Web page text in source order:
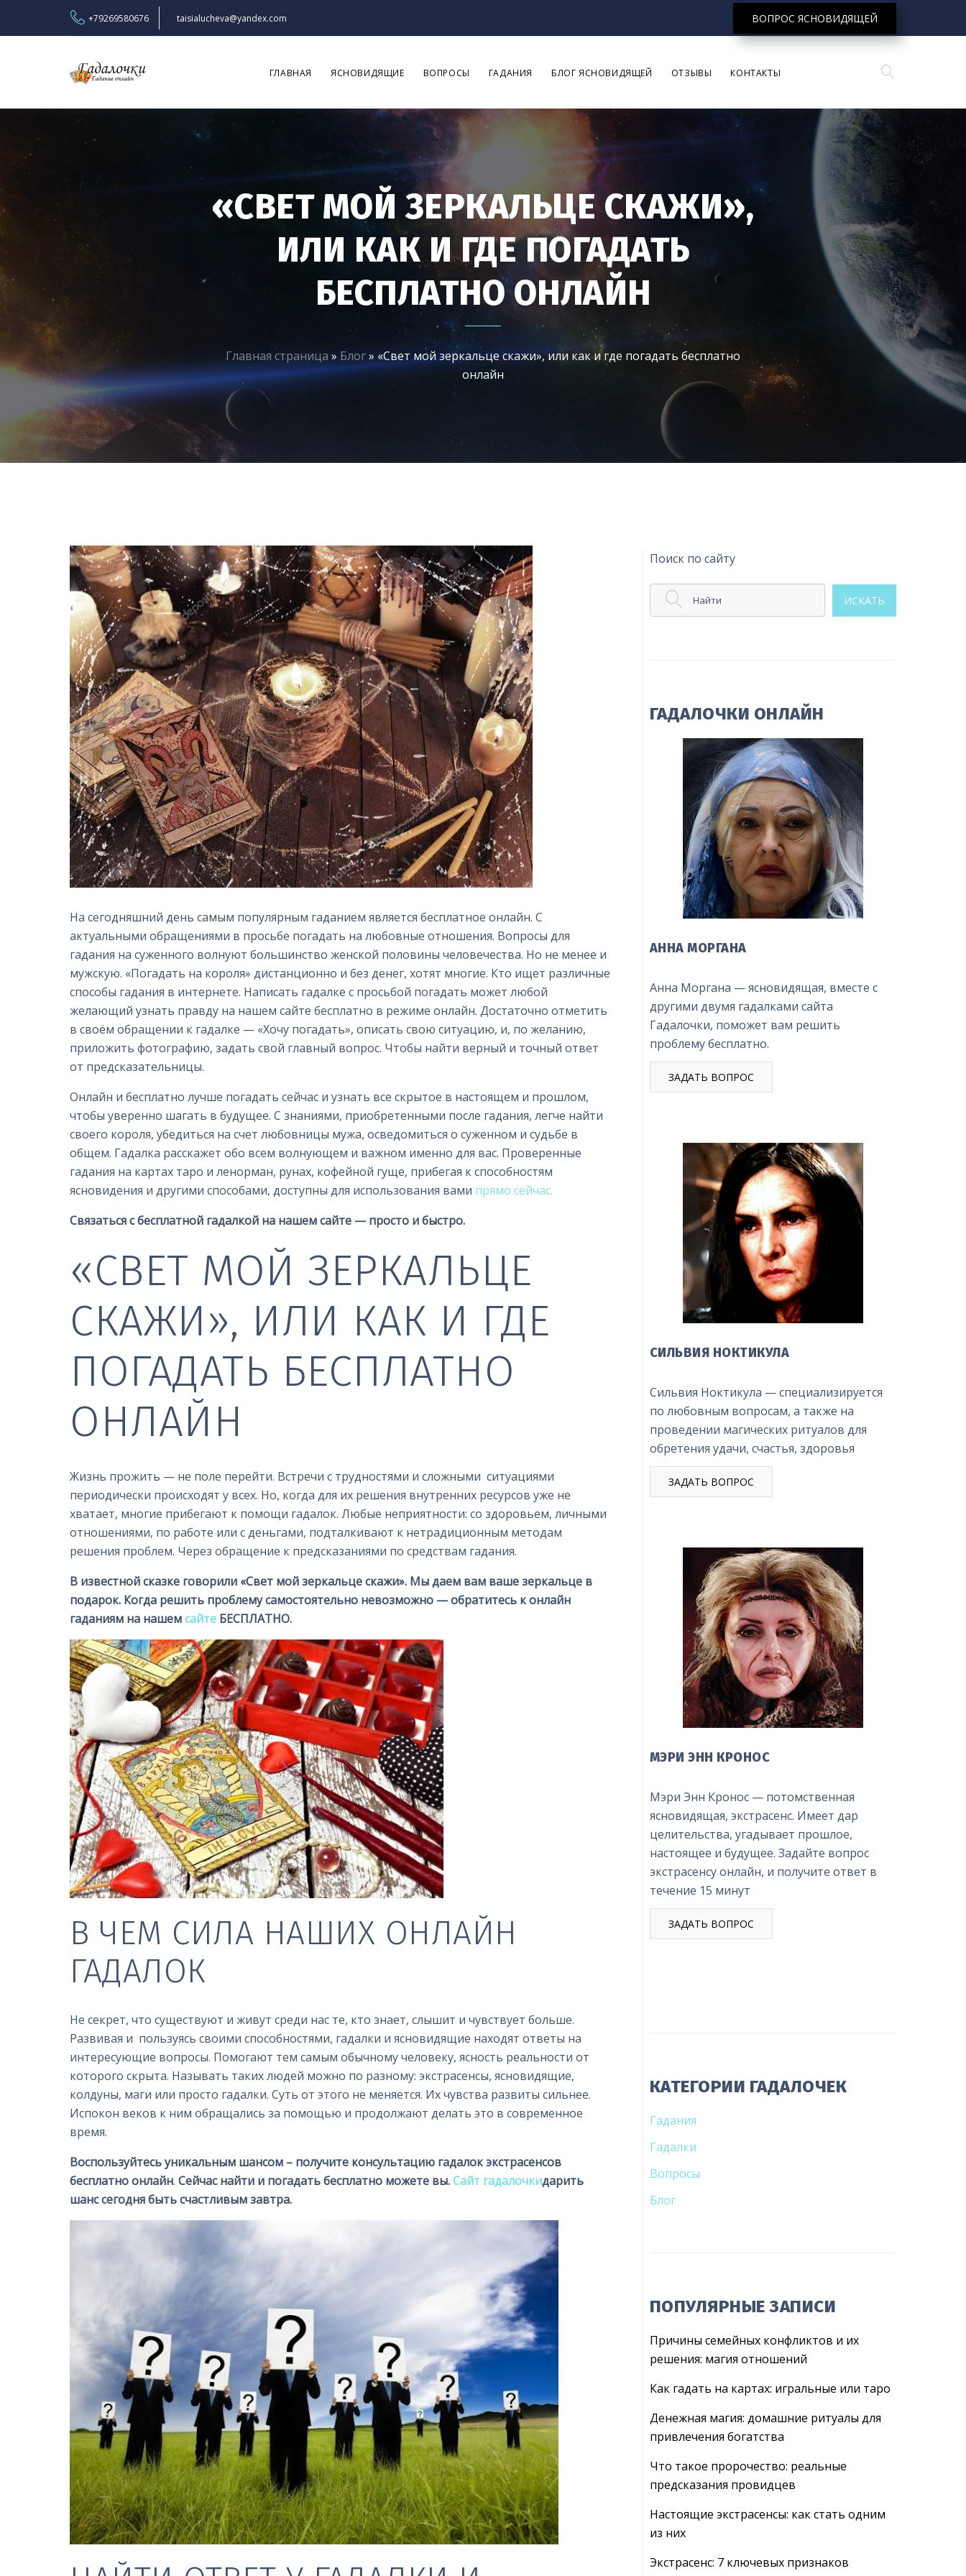
+79269580676 taisialucheva@yandex.com ВОПРОС ЯСНОВИДЯЩЕЙ
ГЛАВНАЯ ЯСНОВИДЯЩИЕ ВОПРОСЫ ГАДАНИЯ БЛОГ ЯСНОВИДЯЩЕЙ ОТЗЫВЫ КОНТАКТЫ
«СВЕТ МОЙ ЗЕРКАЛЬЦЕ СКАЖИ»,
ИЛИ КАК И ГДЕ ПОГАДАТЬ
БЕСПЛАТНО ОНЛАЙН
Главная страница» Блог»«Свет мой зеркальце скажи», или как и где погадать бесплатно
онлайн
На сегодняшний день самым популярным гаданием является бесплатное онлайн. С
актуальными обращениями в просьбе погадать на любовные отношения. Вопросы для
гадания на суженного волнуют большинство женской половины человечества. Но не менее и
мужскую. «Погадать на короля» дистанционно и без денег, хотят многие. Кто ищет различные
способы гадания в интернете. Написать гадалке с просьбой погадать может любой
желающий узнать правду на нашем сайте бесплатно в режиме онлайн. Достаточно отметить
в своём обращении к гадалке — «Хочу погадать», описать свою ситуацию, и, по желанию,
приложить фотографию, задать свой главный вопрос. Чтобы найти верный и точный ответ
от предсказательницы.
Онлайн и бесплатно лучше погадать сейчас и узнать все скрытое в настоящем и прошлом,
чтобы уверенно шагать в будущее. С знаниями, приобретенными после гадания, легче найти
своего короля, убедиться на счет любовницы мужа, осведомиться о суженном и судьбе в
общем. Гадалка расскажет обо всем волнующем и важном именно для вас. Проверенные
гадания на картах таро и ленорман, рунах, кофейной гуще, прибегая к способностям
ясновидения и другими способами, доступны для использования вами прямо сейчас.
Связаться с бесплатной гадалкой на нашем сайте — просто и быстро.
«СВЕТ МОЙ ЗЕРКАЛЬЦЕ
СКАЖИ», ИЛИ КАК И ГДЕ
ПОГАДАТЬ БЕСПЛАТНО
ОНЛАЙН
Жизнь прожить — не поле перейти. Встречи с трудностями и сложными ситуациями
периодически происходят у всех. Но, когда для их решения внутренних ресурсов уже не
хватает, многие прибегают к помощи гадалок. Любые неприятности: со здоровьем, личными
отношениями, по работе или с деньгами, подталкивают к нетрадиционным методам
решения проблем. Через обращение к предсказаниями по средствам гадания.
В известной сказке говорили «Свет мой зеркальце скажи». Мы даем вам ваше зеркальце в
подарок. Когда решить проблему самостоятельно невозможно — обратитесь к онлайн
гаданиям на нашемсайте БЕСПЛАТНО.
В ЧЕМ СИЛА НАШИХ ОНЛАЙН
ГАДАЛОК
Не секрет, что существуют и живут среди нас те, кто знает, слышит и чувствует больше.
Развивая и пользуясь своими способностями, гадалки и ясновидящие находят ответы на
интересующие вопросы. Помогают тем самым обычному человеку, ясность реальности от
которого скрыта. Называть таких людей можно по разному: экстрасенсы, ясновидящие,
колдуны, маги или просто гадалки. Суть от этого не меняется. Их чувства развиты сильнее.
Испокон веков к ним обращались за помощью и продолжают делать это в современное
время.
Воспользуйтесь уникальным шансом – получите консультацию гадалок экстрасенсов
бесплатно онлайн. Сейчас найти и погадать бесплатно можете вы.Сайт гадалочкидарить
шанс сегодня быть счастливым завтра.
Поиск по сайту
Найти ИСКАТЬ
ГАДАЛОЧКИ ОНЛАЙН
АННА МОРГАНА
Анна Моргана — ясновидящая, вместе с
другими двумя гадалками сайта
Гадалочки, поможет вам решить
проблему бесплатно.
ЗАДАТЬ ВОПРОС
СИЛЬВИЯ НОКТИКУЛА
Сильвия Ноктикула — специализируется
по любовным вопросам, а также на
проведении магических ритуалов для
обретения удачи, счастья, здоровья
ЗАДАТЬ ВОПРОС
МЭРИ ЭНН КРОНОС
Мэри Энн Кронос — потомственная
ясновидящая, экстрасенс. Имеет дар
целительства, угадывает прошлое,
настоящее и будущее. Задайте вопрос
экстрасенсу онлайн, и получите ответ в
течение 15 минут
ЗАДАТЬ ВОПРОС
КАТЕГОРИИ ГАДАЛОЧЕК
Гадания
Гадалки
Вопросы
Блог
ПОПУЛЯРНЫЕ ЗАПИСИ
Причины семейных конфликтов и их
решения: магия отношений
Как гадать на картах: игральные или таро
Денежная магия: домашние ритуалы для
привлечения богатства
Что такое пророчество: реальные
предсказания провидцев
Настоящие экстрасенсы: как стать одним
из них
Экстрасенс: 7 ключевых признаков